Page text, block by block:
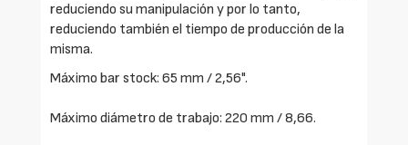
reduciendo su manipulación y por lo tanto,
reduciendo también el tiempo de producción de la
misma.
Máximo bar stock: 65 mm / 2,56".
Máximo diámetro de trabajo: 220 mm / 8,66.